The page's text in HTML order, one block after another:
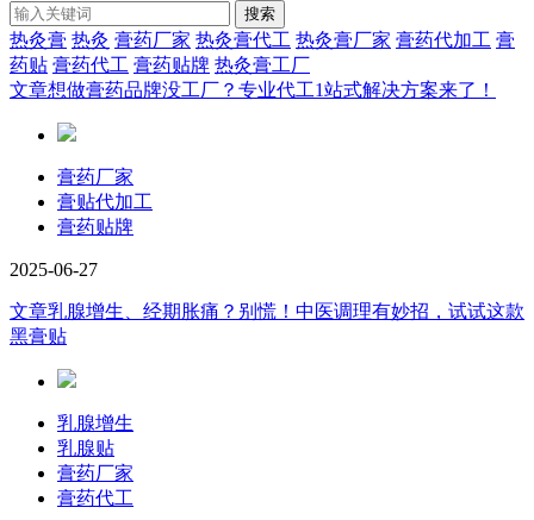
搜索
热灸膏 热灸 膏药厂家 热灸膏代工 热灸膏厂家 膏药代加工 膏
药贴 膏药代工 膏药贴牌 热灸膏工厂
文章想做膏药品牌没工厂？专业代工1站式解决方案来了！
膏药厂家
膏贴代加工
膏药贴牌
2025-06-27
文章乳腺增生、经期胀痛？别慌！中医调理有妙招，试试这款
黑膏贴
乳腺增生
乳腺贴
膏药厂家
膏药代工